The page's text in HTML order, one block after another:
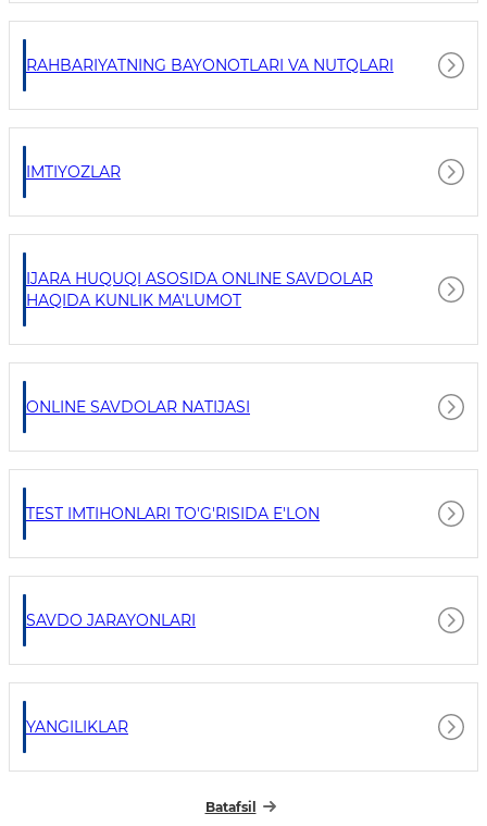
RAHBARIYATNING BAYONOTLARI VA NUTQLARI
IMTIYOZLAR
IJARA HUQUQI ASOSIDA ONLINE SAVDOLAR
HAQIDA KUNLIK MA'LUMOT
ONLINE SAVDOLAR NATIJASI
TEST IMTIHONLARI TO'G'RISIDA E'LON
SAVDO JARAYONLARI
YANGILIKLAR
Batafsil